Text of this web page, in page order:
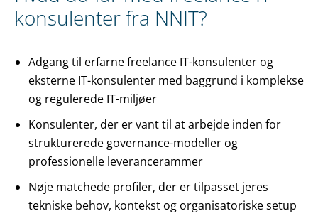
konsulenter fra NNIT?
Adgang til erfarne freelance IT-konsulenter og
eksterne IT-konsulenter med baggrund i komplekse
og regulerede IT-miljøer
Konsulenter, der er vant til at arbejde inden for
strukturerede governance-modeller og
professionelle leverancerammer
Nøje matchede profiler, der er tilpasset jeres
tekniske behov, kontekst og organisatoriske setup